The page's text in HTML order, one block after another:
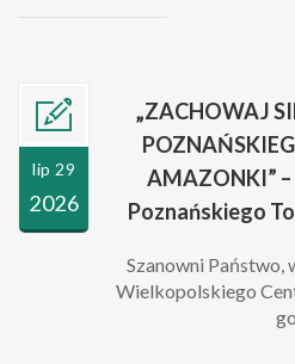
lip 29
2026
„ZACHOWAJ
AMAZONKI”
Poznańskiego
Szanowni Państwo,
Wielkopolskiego